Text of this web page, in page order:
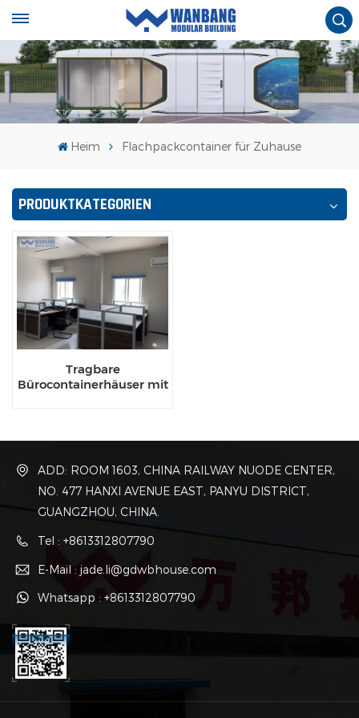
Heim Flachpackcontainer für Zuhause
PRODUKTKATEGORIEN
Tragbare
Bürocontainerhäuser mit
ADD: ROOM 1603, CHINA RAILWAY NUODE CENTER,
NO. 477 HANXI AVENUE EAST, PANYU DISTRICT,
GUANGZHOU, CHINA.
Tel : +8613312807790
E-Mail : jade.li@gdwbhouse.com
Whatsapp : +8613312807790